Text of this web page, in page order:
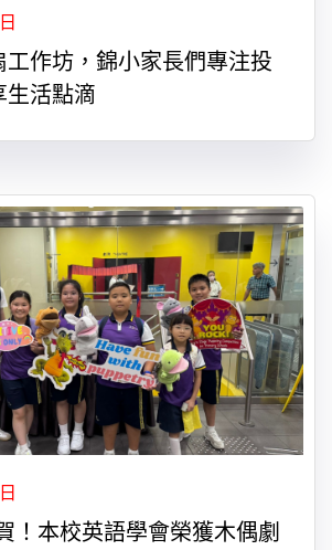
工作坊，錦小家長們專注投
生活點滴
！本校英語學會榮獲木偶劇